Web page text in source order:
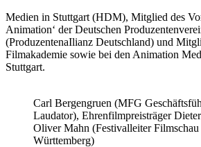
Medien in Stuttgart (HDM), Mitglied des
Animation‘ der Deutschen
(ProduzentenaIlianz Deutschland) und
Filmakademie sowie bei den Animation
Stuttgart.
Carl Bergengruen (MFG
Laudator), Ehrenfilmpreisträger
Oliver Mahn (Festivalleiter Filmschau
Württemberg)